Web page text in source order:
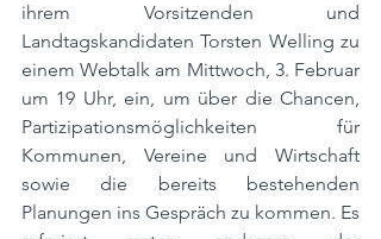
ihrem Vorsitzenden und
Landtagskandidaten Torsten Welling zu
einem Webtalk am Mittwoch, 3. Februar
um 19 Uhr, ein, um über die Chancen,
Partizipationsmöglichkeiten für
Kommunen, Vereine und Wirtschaft
sowie die bereits bestehenden
Planungen ins Gespräch zu kommen. Es